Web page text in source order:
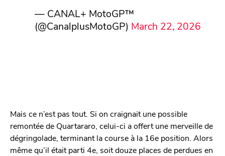
— CANAL+ MotoGP™
(@CanalplusMotoGP) March 22, 2026
Mais ce n’est pas tout. Si on craignait une possible
remontée de Quartararo, celui-ci a offert une merveille de
dégringolade, terminant la course à la 16e position. Alors
même qu’il était parti 4e, soit douze places de perdues en